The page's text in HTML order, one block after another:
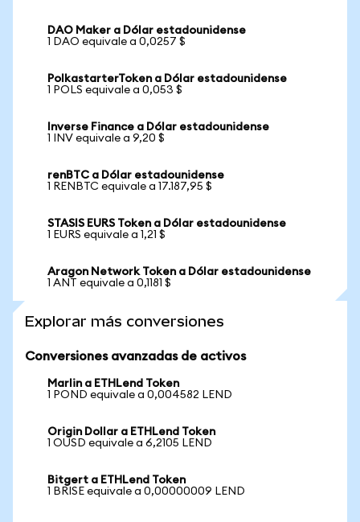
DAO Maker a Dólar estadounidense
1 DAO equivale a 0,0257 $
PolkastarterToken a Dólar estadounidense
1 POLS equivale a 0,053 $
Inverse Finance a Dólar estadounidense
1 INV equivale a 9,20 $
renBTC a Dólar estadounidense
1 RENBTC equivale a 17.187,95 $
STASIS EURS Token a Dólar estadounidense
1 EURS equivale a 1,21 $
Aragon Network Token a Dólar estadounidense
1 ANT equivale a 0,1181 $
Explorar más conversiones
Conversiones avanzadas de activos
Marlin a ETHLend Token
1 POND equivale a 0,004582 LEND
Origin Dollar a ETHLend Token
1 OUSD equivale a 6,2105 LEND
Bitgert a ETHLend Token
1 BRISE equivale a 0,00000009 LEND